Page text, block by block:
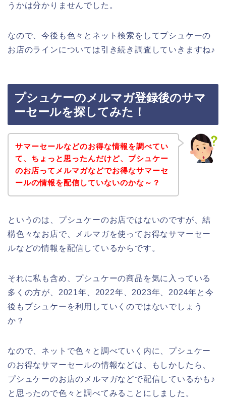
うかは分かりませんでした。
なので、今後も色々とネット検索をしてプシュケーの
お店のラインについては引き続き調査していきますね♪
プシュケーのメルマガ登録後のサマ
ーセールを探してみた！
サマーセールなどのお得な情報を調べてい
て、ちょっと思ったんだけど、プシュケー
のお店ってメルマガなどでお得なサマーセ
ールの情報を配信していないのかな～？
というのは、プシュケーのお店ではないのですが、結
構色々なお店で、メルマガを使ってお得なサマーセー
ルなどの情報を配信しているからです。
それに私も含め、プシュケーの商品を気に入っている
多くの方が、2021年、2022年、2023年、2024年と今
後もプシュケーを利用していくのではないでしょう
か？
なので、ネットで色々と調べていく内に、プシュケー
のお得なサマーセールの情報などは、もしかしたら、
プシュケーのお店のメルマガなどで配信しているかも♪
と思ったので色々と調べてみることにしました。